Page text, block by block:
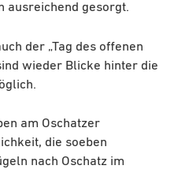
ausreichend gesorgt.
der „Tag des offenen
wieder Blicke hinter die
am Oschatzer
die soeben
nach Oschatz im